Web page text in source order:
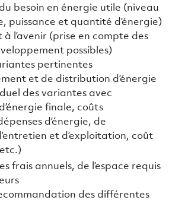
besoin en énergie utile (niveau
puissance et quantité d’énergie)
l’avenir (prise en compte des
possibles)
pertinentes
et de distribution d’énergie
des variantes avec
finale, coûts
d’énergie, de
et d’exploitation, coût
frais annuels, de l’espace requis
des différentes